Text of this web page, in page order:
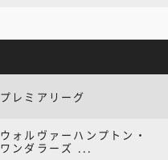
プレミアリーグ
ウォルヴァーハンプトン・
ワンダラーズ ...